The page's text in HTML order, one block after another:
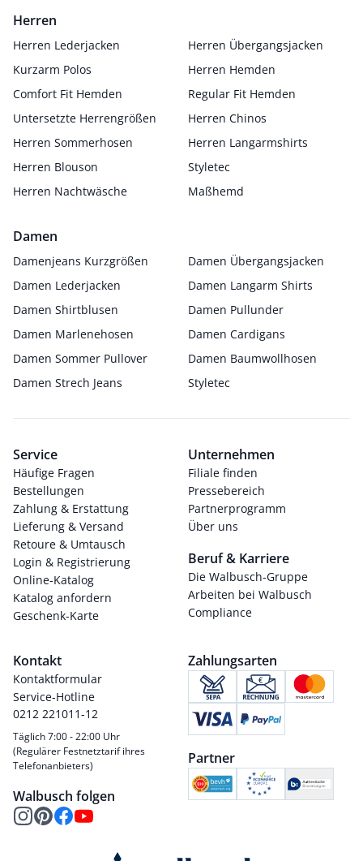
Herren
Herren Lederjacken
Herren Übergangsjacken
Kurzarm Polos
Herren Hemden
Comfort Fit Hemden
Regular Fit Hemden
Untersetzte Herrengrößen
Herren Chinos
Herren Sommerhosen
Herren Langarmshirts
Herren Blouson
Styletec
Herren Nachtwäsche
Maßhemd
Damen
Damenjeans Kurzgrößen
Damen Übergangsjacken
Damen Lederjacken
Damen Langarm Shirts
Damen Shirtblusen
Damen Pullunder
Damen Marlenehosen
Damen Cardigans
Damen Sommer Pullover
Damen Baumwollhosen
Damen Strech Jeans
Styletec
Service
Häufige Fragen
Bestellungen
Zahlung & Erstattung
Lieferung & Versand
Retoure & Umtausch
Login & Registrierung
Online-Katalog
Katalog anfordern
Geschenk-Karte
Unternehmen
Filiale finden
Pressebereich
Partnerprogramm
Über uns
Beruf & Karriere
Die Walbusch-Gruppe
Arbeiten bei Walbusch
Compliance
Kontakt
Kontaktformular
Service-Hotline
0212 221011-12
Täglich 7:00 - 22:00 Uhr
(Regulärer Festnetztarif ihres
Telefonanbieters)
Walbusch folgen
Zahlungsarten
Partner